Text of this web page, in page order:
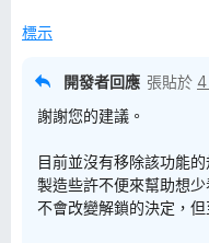
分
標示
開發者回應 張貼於 4
謝謝您的建議。
目前並沒有移除該功能
製造些許不便來幫助想
不會改變解鎖的決定，